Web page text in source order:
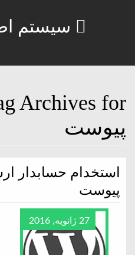
سیستم
پیوست
استخدام حسابدار
پیوست
27 ژانویه, 2016